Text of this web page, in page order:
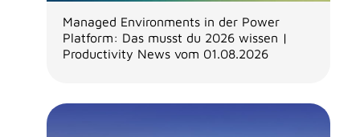
Managed Environments in der Power
Platform: Das musst du 2026 wissen |
Productivity News vom 01.08.2026